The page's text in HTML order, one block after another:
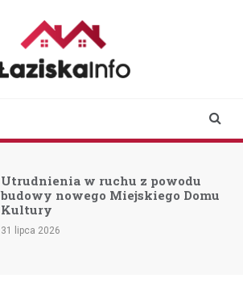
Utrudnienia w ruchu z powodu
budowy nowego Miejskiego Domu
Kultury
31 lipca 2026